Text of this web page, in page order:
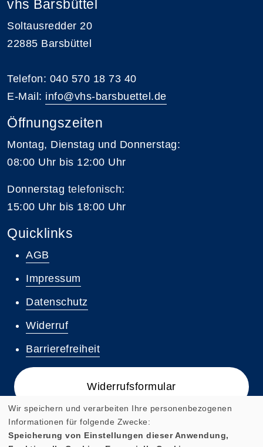
vhs Barsbüttel
Soltausredder 20
22885 Barsbüttel
Telefon: 040 570 18 73 40
E-Mail: info@vhs-barsbuettel.de
Öffnungszeiten
Montag, Dienstag und Donnerstag:
08:00 Uhr bis 12:00 Uhr
Donnerstag telefonisch:
15:00 Uhr bis 18:00 Uhr
Quicklinks
AGB
Impressum
Datenschutz
Widerruf
Barrierefreiheit
Widerrufsformular
Wir speichern und verarbeiten Ihre personenbezogenen
Informationen für folgende Zwecke:
Speicherung von Einstellungen dieser Anwendung,